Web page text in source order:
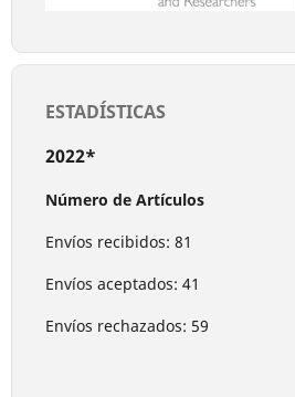
ESTADÍSTICAS
2022*
Número de Artículos
Envíos recibidos: 81
Envíos aceptados: 41
Envíos rechazados: 59